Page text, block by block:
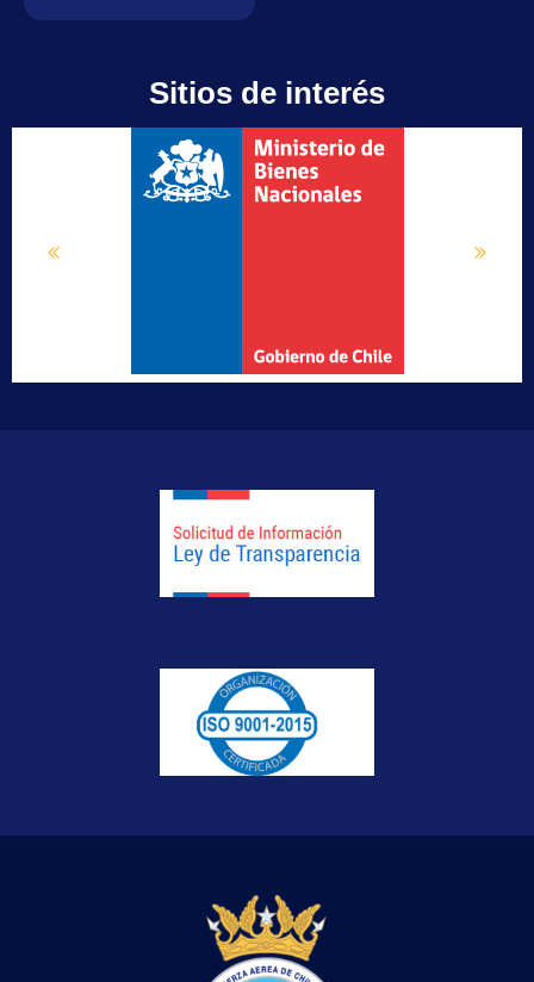
Sitios de interés